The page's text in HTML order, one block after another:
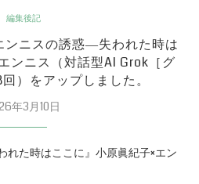
編集後記
ンニスの誘惑―失われた時は
ンニス（対話型AI Grok［グ
）をアップしました。
年3月10日
た時はここに』小原眞紀子×エン